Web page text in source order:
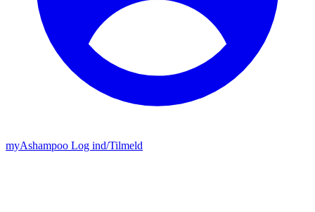
myAshampoo Log ind/Tilmeld